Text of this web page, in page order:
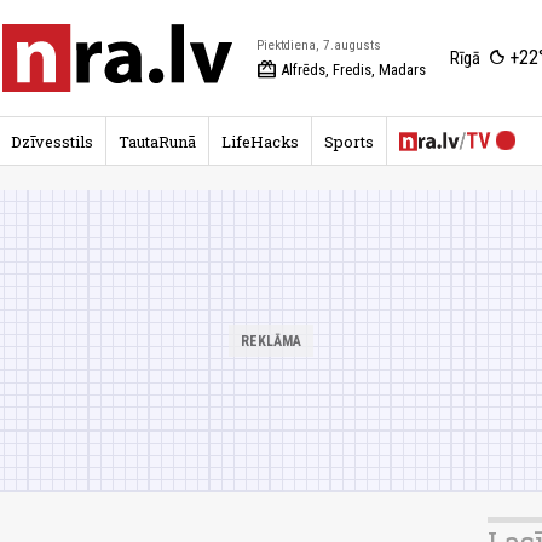
Piektdiena, 7.augusts
redeem Alfrēds, Fredis, Madars
Rīgā
Dzīvesstils TautaRunā LifeHacks Sports